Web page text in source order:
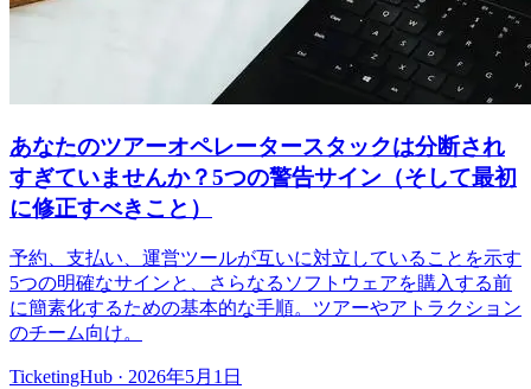
あなたのツアーオペレータースタックは分断され
すぎていませんか？5つの警告サイン（そして最初
に修正すべきこと）
予約、支払い、運営ツールが互いに対立していることを示す
5つの明確なサインと、さらなるソフトウェアを購入する前
に簡素化するための基本的な手順。ツアーやアトラクション
のチーム向け。
TicketingHub · 2026年5月1日